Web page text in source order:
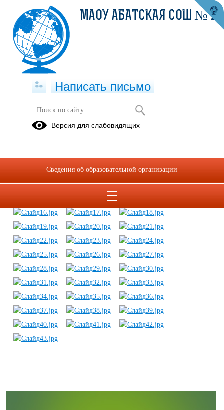
КНИГА ПАМЯТИ
МАОУ АБАТСКАЯ СОШ № 1
Написать письмо
Версия для слабовидящих
Сведения об образовательной организации